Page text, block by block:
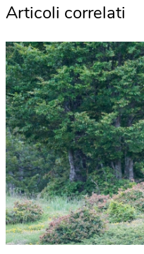
Articoli correlati